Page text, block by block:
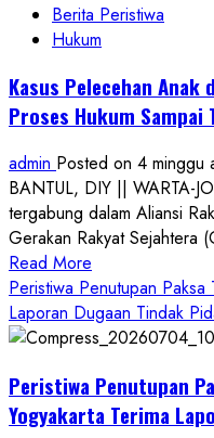
Berita Peristiwa
Hukum
Kasus Pelecehan Anak
Proses Hukum Sampai
admin Posted on 4 minggu
BANTUL, DIY || WARTA-
tergabung dalam Aliansi
Gerakan Rakyat Sejahtera
Read More
more
about
Kasus
Anak
di
Peristiwa Penutupan Paksa
Laporan Dugaan Tindak
Peristiwa Penutupan
Yogyakarta Terima